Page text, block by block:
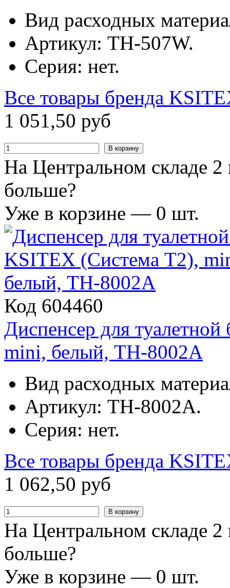
Вид расходных
Артикул: TH-507W.
Серия: нет.
Все товары бренда
1 051,50 руб
В корзину
На Центральном складе 2
больше?
Уже в корзине — 0 шт.
Код 604460
Диспенсер для
mini, белый, ТН-8002A
Вид расходных
Артикул: ТН-8002A.
Серия: нет.
Все товары бренда
1 062,50 руб
В корзину
На Центральном складе 2
больше?
Уже в корзине — 0 шт.